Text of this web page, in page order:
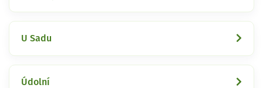
U Sadu
Údolní